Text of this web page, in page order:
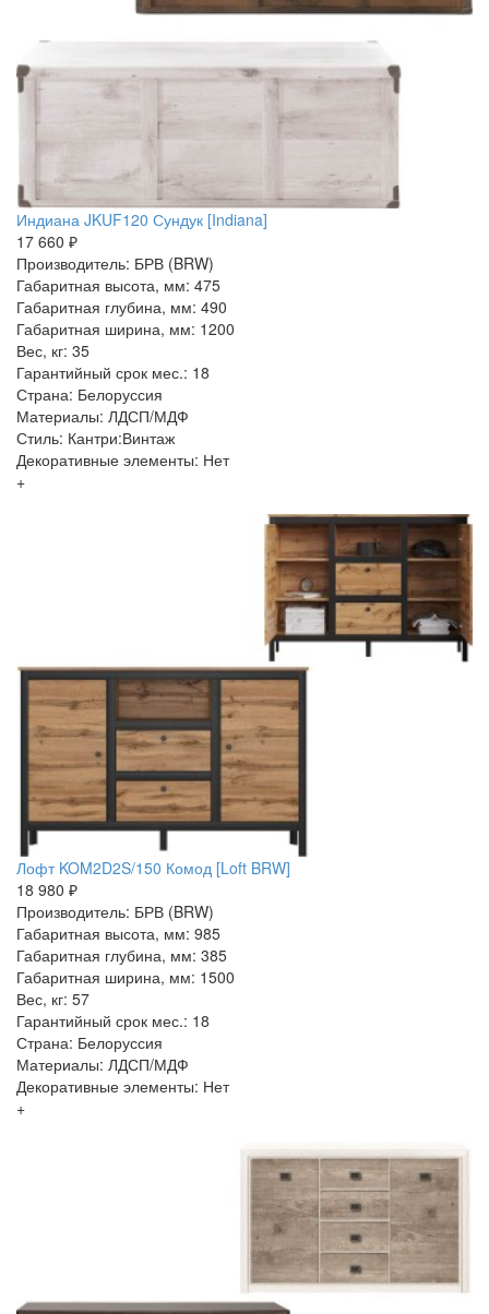
Индиана JKUF120 Сундук [Indiana]
17 660 ₽
Производитель: БРВ (BRW)
Габаритная высота, мм: 475
Габаритная глубина, мм: 490
Габаритная ширина, мм: 1200
Вес, кг: 35
Гарантийный срок мес.: 18
Страна: Белоруссия
Материалы: ЛДСП/МДФ
Стиль: Кантри:Винтаж
Декоративные элементы: Нет
+
Лофт KOM2D2S/150 Комод [Loft BRW]
18 980 ₽
Производитель: БРВ (BRW)
Габаритная высота, мм: 985
Габаритная глубина, мм: 385
Габаритная ширина, мм: 1500
Вес, кг: 57
Гарантийный срок мес.: 18
Страна: Белоруссия
Материалы: ЛДСП/МДФ
Декоративные элементы: Нет
+